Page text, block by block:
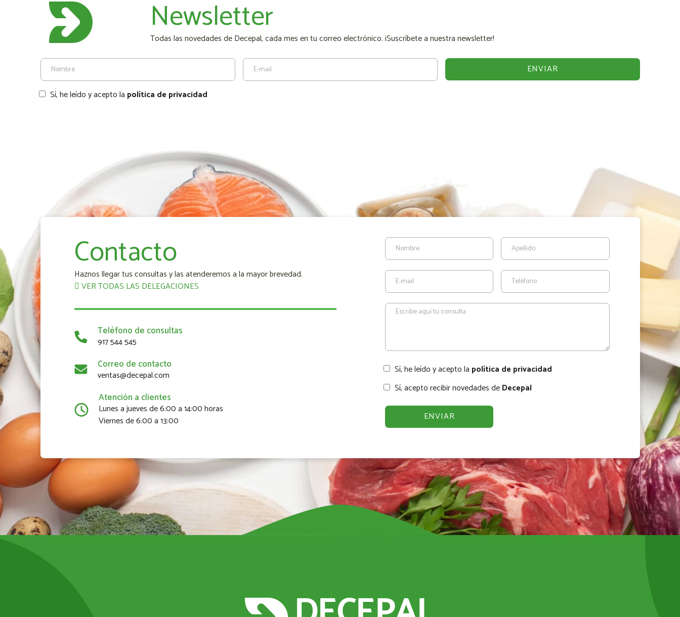
Newsletter
Todas las novedades de Decepal, cada mes en tu correo electrónico. ¡Suscríbete a nuestra newsletter!
Sí, he leído y acepto la política de privacidad
Contacto
Haznos llegar tus consultas y las atenderemos a la mayor brevedad.
VER TODAS LAS DELEGACIONES
Teléfono de consultas
917 544 545
Correo de contacto
ventas@decepal.com
Atención a clientes
Lunes a jueves de 6:00 a 14:00 horas
Viernes de 6:00 a 13:00
Sí, he leído y acepto la política de privacidad
Sí, acepto recibir novedades deDecepal